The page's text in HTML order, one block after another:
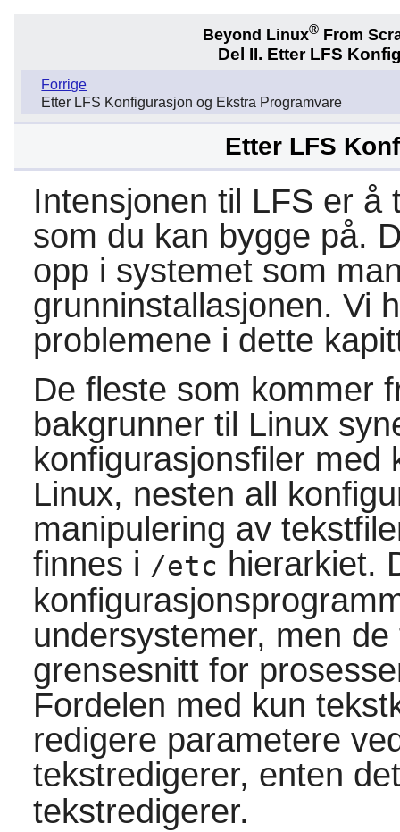
Beyond Linux®From
Del II. Etter LFS
Forrige
Etter LFS Konfigurasjon og Ekstra Programvare
Etter LFS
Intensjonen til LFS er å
som du kan bygge på.
opp i systemet som
grunninstallasjonen. Vi
problemene i dette
De fleste som kommer
bakgrunner til Linux
konfigurasjonsfiler
Linux, nesten all
manipulering av
finnes i /etc hierarkiet.
undersystemer, men
grensesnitt for
Fordelen med kun
redigere parametere
tekstredigerer, enten
tekstredigerer.